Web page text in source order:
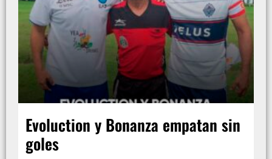
Evoluction y Bonanza empatan sin
goles